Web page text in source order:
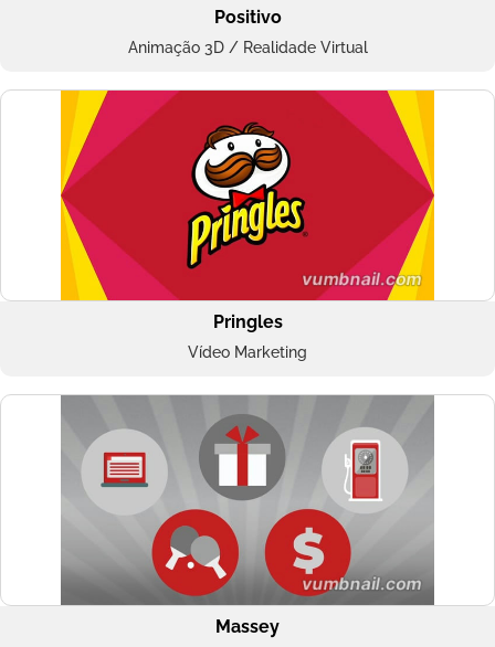
Positivo
Animação 3D / Realidade Virtual
Pringles
Vídeo Marketing
Massey